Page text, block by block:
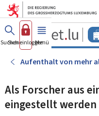
Zum
Suchen
Sich einloggen
Menü Haupt-
Aufenthalt von mehr
Als Forscher aus
eingestellt werden